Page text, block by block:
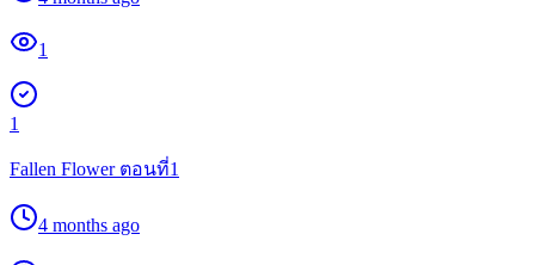
1
1
Fallen Flower ตอนที่1
4 months ago